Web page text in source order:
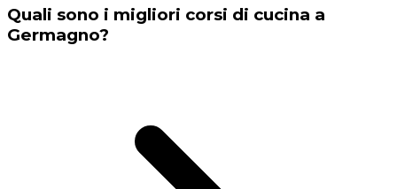
Quali sono i migliori corsi di cucina a
Germagno?